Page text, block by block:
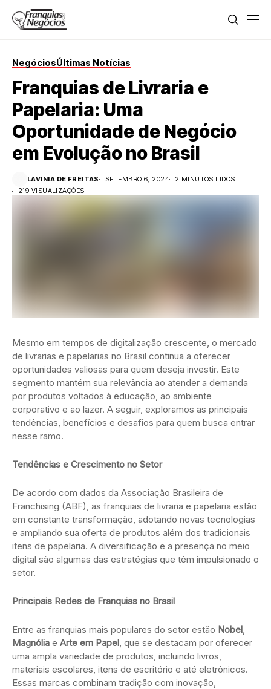
NegóciosÚltimas Notícias
Franquias de Livraria e
Papelaria: Uma
Oportunidade de Negócio
em Evolução no Brasil
LAVINIA DE FREITAS SETEMBRO 6, 2024
2 MINUTOS LIDOS
219 VISUALIZAÇÕES
Mesmo em tempos de digitalização crescente, o mercado
de livrarias e papelarias no Brasil continua a oferecer
oportunidades valiosas para quem deseja investir. Este
segmento mantém sua relevância ao atender a demanda
por produtos voltados à educação, ao ambiente
corporativo e ao lazer. A seguir, exploramos as principais
tendências, benefícios e desafios para quem busca entrar
nesse ramo.
Tendências e Crescimento no Setor
De acordo com dados da Associação Brasileira de
Franchising (ABF), as franquias de livraria e papelaria estão
em constante transformação, adotando novas tecnologias
e ampliando sua oferta de produtos além dos tradicionais
itens de papelaria. A diversificação e a presença no meio
digital são algumas das estratégias que têm impulsionado o
setor.
Principais Redes de Franquias no Brasil
Entre as franquias mais populares do setor estão Nobel,
Magnólia e Arte em Papel, que se destacam por oferecer
uma ampla variedade de produtos, incluindo livros,
materiais escolares, itens de escritório e até eletrônicos.
Essas marcas combinam tradição com inovação,